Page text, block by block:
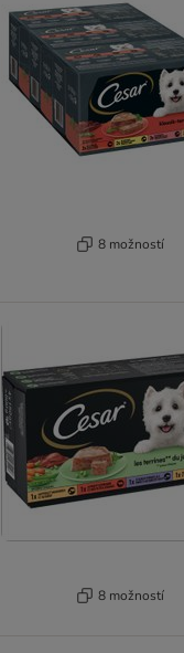
8 možností
8 možností